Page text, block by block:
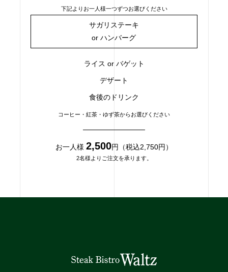
下記よりお一人様一つずつお選びください
サガリステーキ
or ハンバーグ
ライス or バゲット
デザート
食後のドリンク
コーヒー・紅茶・ゆず茶からお選びください
お一人様 2,500円（税込2,750円）
2名様よりご注文を承ります。